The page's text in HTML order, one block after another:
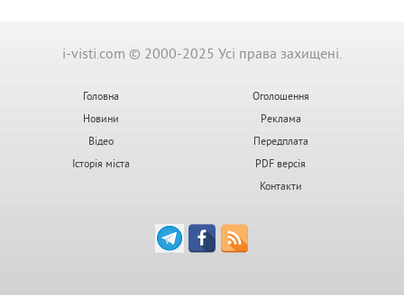
i-visti.com © 2000-2025 Усі права захищені.
Головна
Новини
Відео
Історія міста
Оголошення
Реклама
Передплата
PDF версія
Контакти